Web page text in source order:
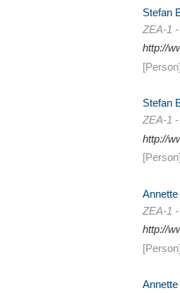
Stefan
ZEA-1
http://
[Person]
Stefan
ZEA-1
http://
[Person]
ZEA-1
http://
[Person]